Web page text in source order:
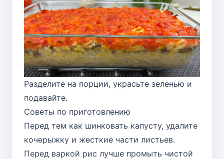
Разделите на порции, украсьте зеленью и
подавайте.
Советы по приготовлению
Перед тем как шинковать капусту, удалите
кочерыжку и жесткие части листьев.
Перед варкой рис лучше промыть чистой